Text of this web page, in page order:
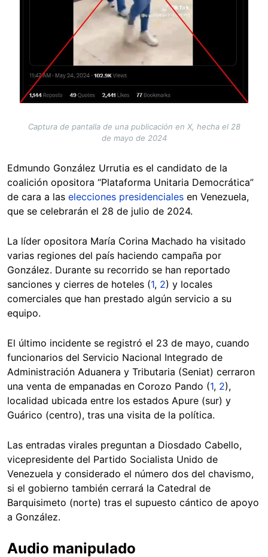
Captura de pantalla de una publicación en X, hecha el 28
de mayo de 2024
Edmundo González Urrutia es el candidato de la
coalición opositora “Plataforma Unitaria Democrática”
de cara a las elecciones presidenciales en Venezuela,
que se celebrarán el 28 de julio de 2024.
La líder opositora María Corina Machado ha visitado
varias regiones del país haciendo campaña por
González. Durante su recorrido se han reportado
sanciones y cierres de hoteles (1, 2) y locales
comerciales que han prestado algún servicio a su
equipo.
El último incidente se registró el 23 de mayo, cuando
funcionarios del Servicio Nacional Integrado de
Administración Aduanera y Tributaria (Seniat) cerraron
una venta de empanadas en Corozo Pando (1, 2),
localidad ubicada entre los estados Apure (sur) y
Guárico (centro), tras una visita de la política.
Las entradas virales preguntan a Diosdado Cabello,
vicepresidente del Partido Socialista Unido de
Venezuela y considerado el número dos del chavismo,
si el gobierno también cerrará la Catedral de
Barquisimeto (norte) tras el supuesto cántico de apoyo
a González.
Audio manipulado